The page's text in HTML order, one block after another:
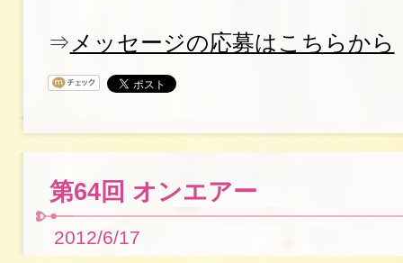
⇒ メッセージの応募はこちらから
第64回 オンエアー
2012/6/17